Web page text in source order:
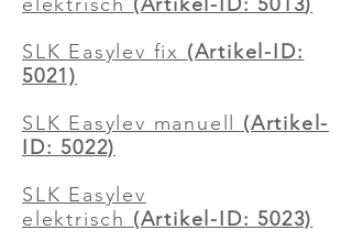
SLK Easylev fix (Artikel-ID:
5021)
SLK Easylev manuell (Artikel-
ID: 5022)
SLK Easylev
elektrisch (Artikel-ID: 5023)